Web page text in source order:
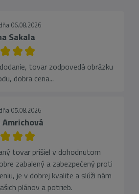
06.08.2026
Sakala
tovar zodpovedá obrázku
dobra cena...
05.08.2026
tovar prišiel v dohodnutom
zabalený a zabezpečený proti
je v dobrej kvalite a slúži nám
plánov a potrieb.